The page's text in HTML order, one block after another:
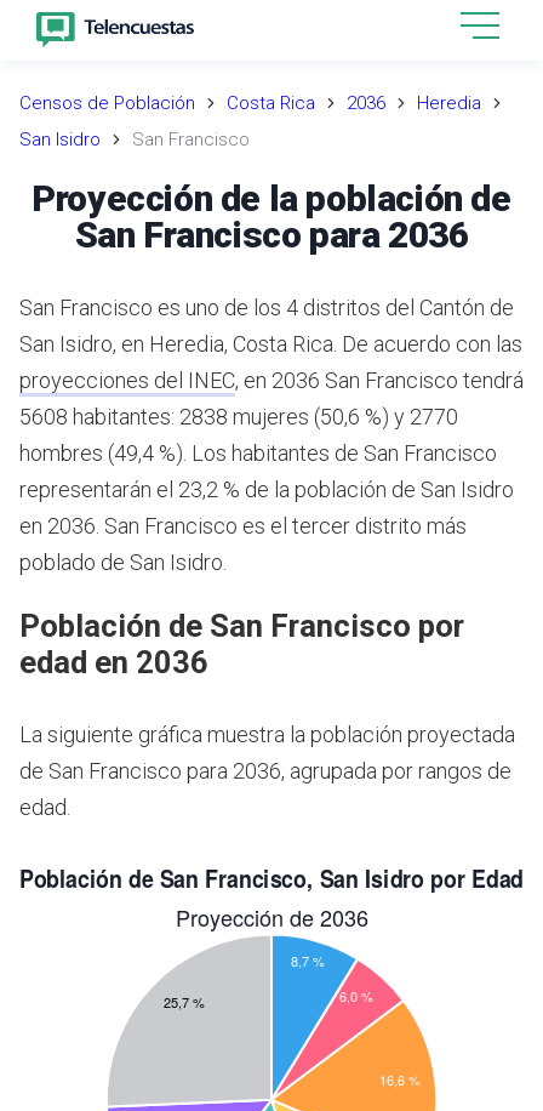
Censos de Población Costa Rica 2036
Heredia
San Isidro
San Francisco
Proyección de la población de
San Francisco para 2036
San Francisco es uno de los 4 distritos del Cantón de
San Isidro, en Heredia, Costa Rica. De acuerdo con las
proyecciones del INEC, en 2036 San Francisco tendrá
5608 habitantes: 2838 mujeres (50,6 %) y 2770
hombres (49,4 %). Los habitantes de San Francisco
representarán el 23,2 % de la población de San Isidro
en 2036. San Francisco es el tercer distrito más
poblado de San Isidro.
Población de San Francisco por
edad en 2036
La siguiente gráfica muestra la población proyectada
de San Francisco para 2036, agrupada por rangos de
edad.